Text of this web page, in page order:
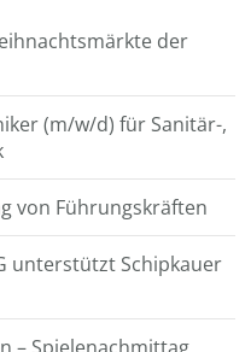
der
(m/w/d) für Sanitär-,
von Führungskräften
unterstützt Schipkauer
– Spielenachmittag